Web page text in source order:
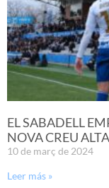
EL SABADELL
NOVA CREU ALTA
10 de març de 2024
Leer más »